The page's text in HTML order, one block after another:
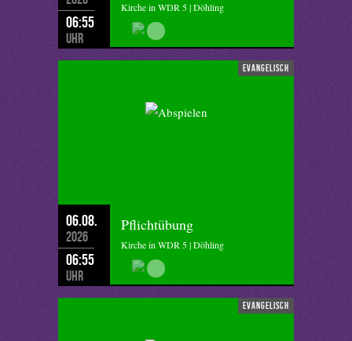
06:55
Uhr
Kirche in WDR 5 | Döhling
evangelisch
06.08.
2026
06:55
Uhr
Pflichtübung
Kirche in WDR 5 | Döhling
evangelisch